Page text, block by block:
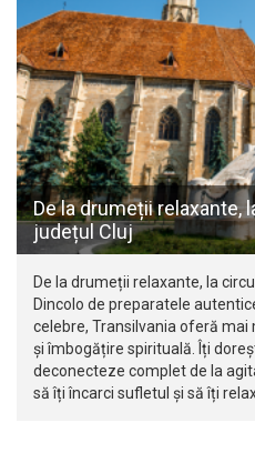
De la drumeții relaxante,
județul Cluj
De la drumeții relaxante, la
Dincolo de preparatele
celebre, Transilvania oferă
și îmbogățire spirituală. Îți
deconecteze complet de la
să îți încarci sufletul și să îți